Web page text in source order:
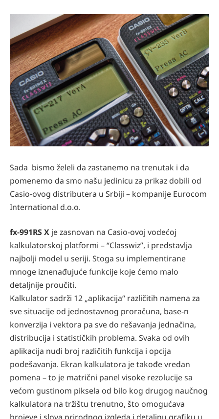
Sada bismo želeli da zastanemo na trenutak i da
pomenemo da smo našu jedinicu za prikaz dobili od
Casio-ovog distributera u Srbiji – kompanije Eurocom
International d.o.o.
fx-991RS X je zasnovan na Casio-ovoj vodećoj
kalkulatorskoj platformi – “Classwiz”, i predstavlja
najbolji model u seriji. Stoga su implementirane
mnoge iznenađujuće funkcije koje ćemo malo
detaljnije proučiti.
Kalkulator sadrži 12 „aplikacija“ različitih namena za
sve situacije od jednostavnog proračuna, base-n
konverzija i vektora pa sve do rešavanja jednačina,
distribucija i statističkih problema. Svaka od ovih
aplikacija nudi broj različitih funkcija i opcija
podešavanja. Ekran kalkulatora je takođe vredan
pomena – to je matrični panel visoke rezolucije sa
većom gustinom piksela od bilo kog drugog naučnog
kalkulatora na tržištu trenutno, što omogućava